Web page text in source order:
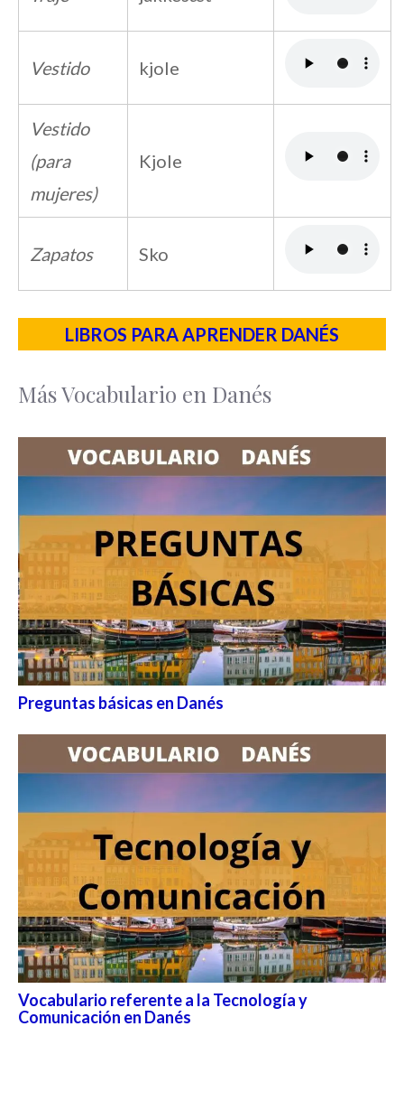
Vestido kjole
Vestido
(para
mujeres)
Kjole
Zapatos Sko
LIBROS PARA APRENDER DANÉS
Más Vocabulario en Danés
Preguntas básicas en Danés
Vocabulario referente a la Tecnología y
Comunicación en Danés